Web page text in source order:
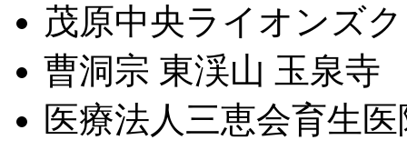
茂原中央ライオンズ
曹洞宗 東渓山 玉泉寺
医療法人三恵会育生医